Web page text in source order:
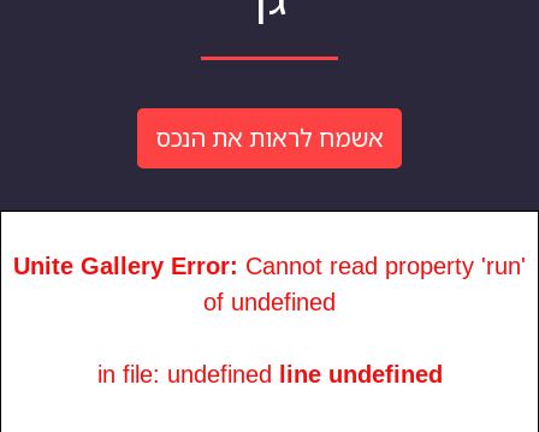
אשמח לראות את הנכס
Unite Gallery Error: Cannot read property 'run'
of undefined
in file: undefined line undefined